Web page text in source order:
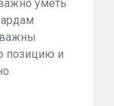
уметь
важны
позицию и